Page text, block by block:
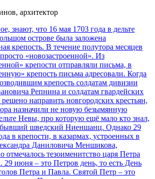
архитектор
знают, что 16 мая 1703 года в дельте
острове была заложена
крепость. В течение полутора месяцев
«новозастроенной». Из
крепости отправляли письма, в
крепость письма адресовали. Когда
крепость солдатам дивизии
Репнина и солдатам гвардейских
направить новгородских крестьян,
назначили не новую безымянную
Невы, про которую ещё мало кто знал,
шведский Ниеншанц. Однако 29
в крепости, в казармах, устроенных в
Даниловича Меншикова,
отмечалось тезоименитство царя Петра
29 июня – это Петров день, то есть День
Петра и Павла. Святой Петр – это